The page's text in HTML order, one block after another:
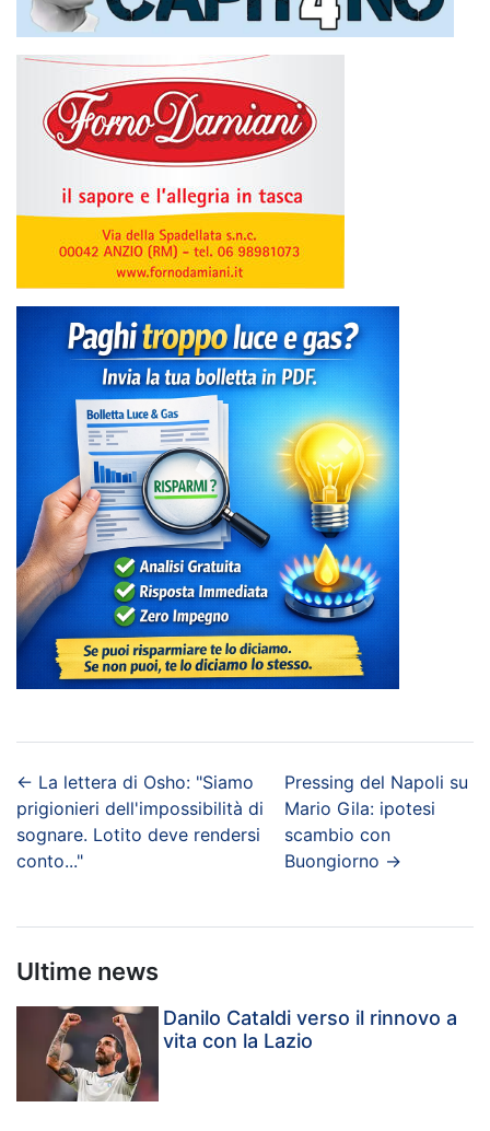
← La lettera di Osho: "Siamo
prigionieri dell'impossibilità di
sognare. Lotito deve rendersi
conto..."
Pressing del Napoli su
Mario Gila: ipotesi
scambio con
Buongiorno →
Ultime news
Danilo Cataldi verso il rinnovo a
vita con la Lazio